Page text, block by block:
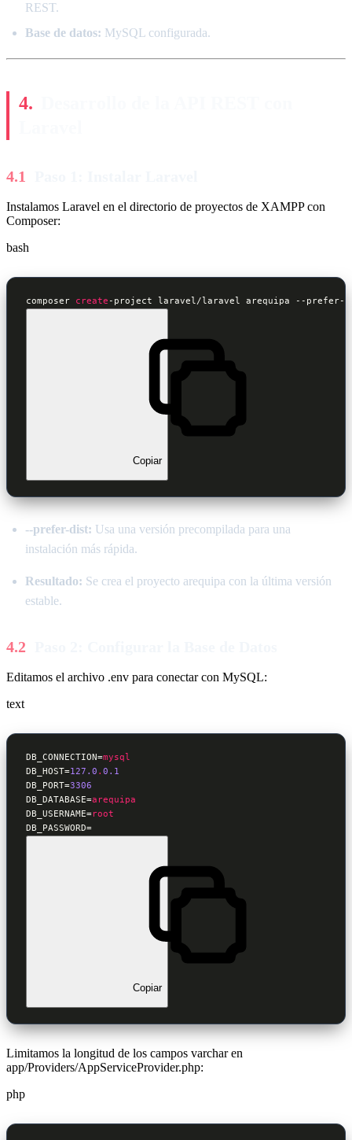
REST.
Base de datos: MySQL configurada.
Instalamos Laravel en el directorio de proyectos de XAMPP con
Composer:
bash
composer create -project laravel/laravel arequipa --prefer-
Copiar
--prefer-dist: Usa una versión precompilada para una
instalación más rápida.
Resultado: Se crea el proyecto arequipa con la última versión
estable.
Editamos el archivo .env para conectar con MySQL:
text
DB_CONNECTION=mysql
DB_HOST=127.0 . 0.1
DB_PORT=3306
DB_DATABASE=arequipa
DB_USERNAME=root
DB_PASSWORD=
Copiar
Limitamos la longitud de los campos varchar en
app/Providers/AppServiceProvider.php:
php